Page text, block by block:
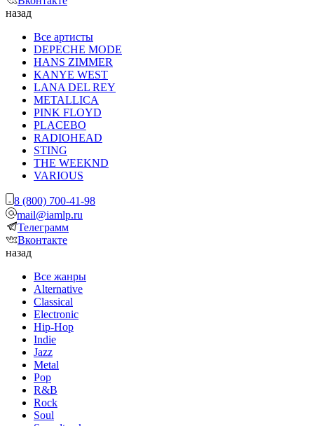
назад
Все артисты
DEPECHE MODE
HANS ZIMMER
KANYE WEST
LANA DEL REY
METALLICA
PINK FLOYD
PLACEBO
RADIOHEAD
STING
THE WEEKND
VARIOUS
8 (800) 700-41-98
mail@iamlp.ru
Телеграмм
Вконтакте
назад
Все жанры
Alternative
Classical
Electronic
Hip-Hop
Indie
Jazz
Metal
Pop
R&B
Rock
Soul